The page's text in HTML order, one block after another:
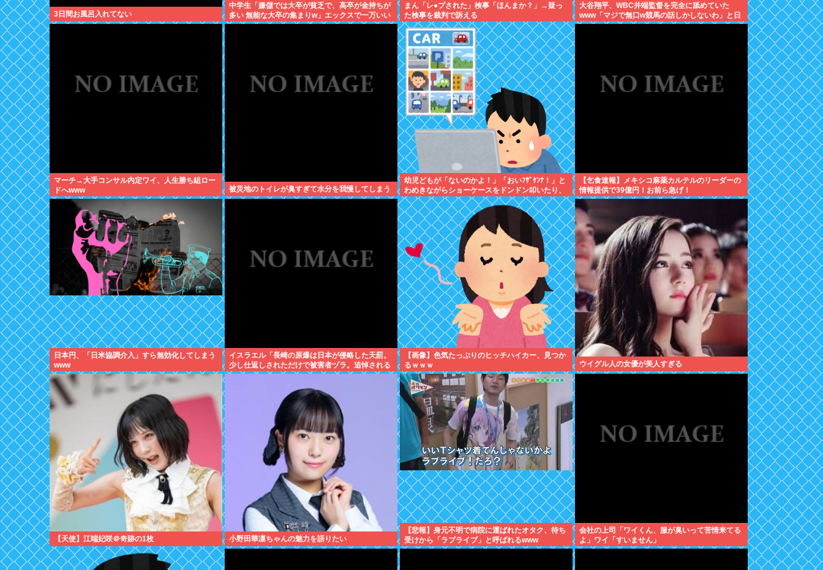
3日間お風呂入れてない
中学生「嫌儲では大卒が貧乏で、高卒が金持ちが
多い 無能な大卒の集まりw」エックスで一万いい
ね
まん「レ●プされた」検事「ほんまか？」→疑っ
た検事を裁判で訴える
大谷翔平、WBC井端監督を完全に舐めていた
www「マジで無口w競馬の話しかしないわ」と日
本代表は内部崩壊
マーチ→大手コンサル内定ワイ、人生勝ち組ロー
ドへwww
被災地のトイレが臭すぎて水分を我慢してしまう
幼児どもが「ないのかよ！」「おいﾌｻﾞｹﾝﾅ！」と
わめきながらショーケースをドンドン叩いたり、
エルボーしたりしだした
【乞食速報】メキシコ麻薬カルテルのリーダーの
情報提供で39億円！お前ら急げ！
日本円、「日米協調介入」すら無効化してしまう
www
イスラエル「長崎の原爆は日本が侵略した天罰。
少し仕返しされただけで被害者ヅラ。追悼される
べきは侵略された中国や韓国の人々だよ
【画像】色気たっぷりのヒッチハイカー、見つか
るｗｗｗ
ウイグル人の女優が美人すぎる
【天使】江端妃咲＠奇跡の1枚 小野田華凛ちゃんの魅力を語りたい
【悲報】身元不明で病院に運ばれたオタク、待ち
受けから「ラブライブ」と呼ばれるwww
会社の上司「ワイくん、服が臭いって苦情来てる
よ」ワイ「すいません」